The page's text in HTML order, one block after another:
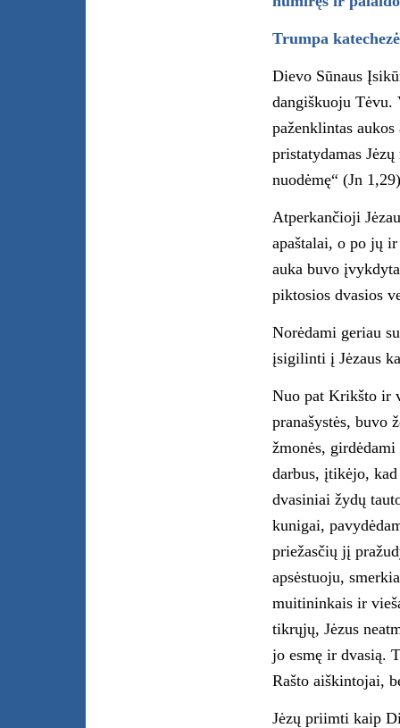
Trumpa
Dievo Sūnaus
dangiškuoju Tėvu.
paženklintas
pristatydamas
nuodėmę“ (Jn
Atperkančioji
apaštalai, o po jų
auka buvo
piktosios dvasios
Norėdami geriau
įsigilinti į Jėzaus
Nuo pat Krikšto ir
pranašystės, buvo
žmonės,
darbus, įtikėjo,
dvasiniai žydų
kunigai,
priežasčių jį
apsėstuoju,
muitininkais ir
tikrųjų, Jėzus
jo esmę ir dvasią.
Rašto aiškintojai,
Jėzų priimti kaip